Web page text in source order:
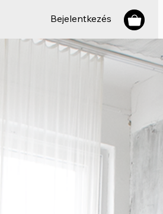
Bejelentkezés